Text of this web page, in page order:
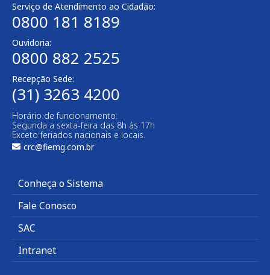
Serviço de Atendimento ao Cidadão:
0800 181 8189
Ouvidoria:
0800 882 2525​
Recepção Sede:
(31) 3263 4200
Horário de funcionamento:
Segunda a sexta-feira das 8h às 17h
Exceto feriados nacionais e locais.
crc@fiemg.com.br
Conheça o Sistema
Fale Conosco
SAC
Intranet